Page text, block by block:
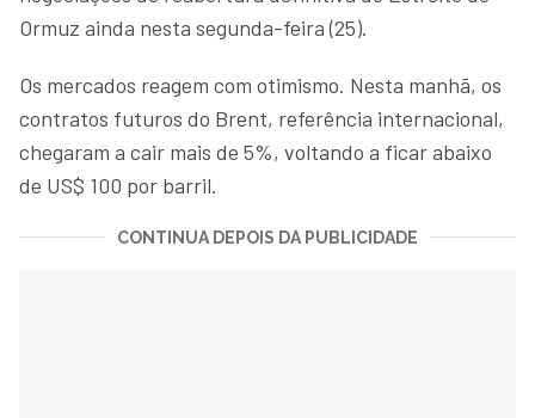
Ormuz ainda nesta segunda-feira (25).
Os mercados reagem com otimismo. Nesta manhã, os
contratos futuros do Brent, referência internacional,
chegaram a cair mais de 5%, voltando a ficar abaixo
de US$ 100 por barril.
CONTINUA DEPOIS DA PUBLICIDADE